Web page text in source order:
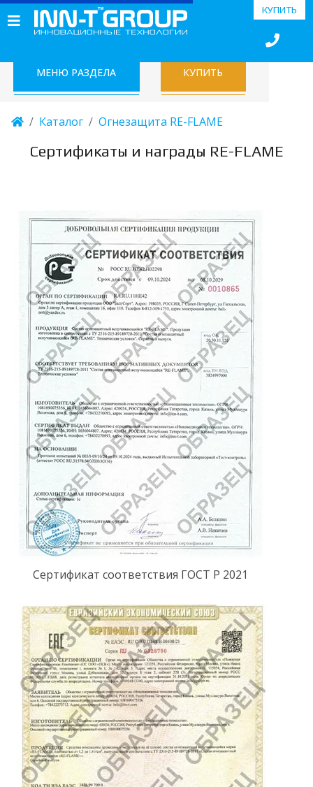
КУПИТЬ
МЕНЮ РАЗДЕЛА КУПИТЬ
Каталог Огнезащита RE-FLAME
Сертификаты и награды RE-FLAME
Сертификат соответствия ГОСТ Р 2021